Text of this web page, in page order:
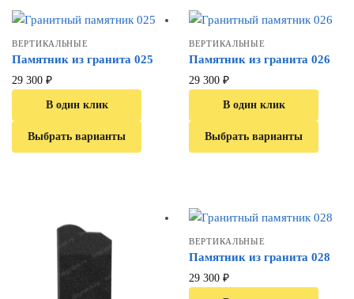
ВЕРТИКАЛЬНЫЕ
Памятник из гранита 025
29 300 ₽
В один клик
Выбрать варианты
ВЕРТИКАЛЬНЫЕ
Памятник из гранита 026
29 300 ₽
В один клик
Выбрать варианты
ВЕРТИКАЛЬНЫЕ
Памятник из гранита 028
29 300 ₽